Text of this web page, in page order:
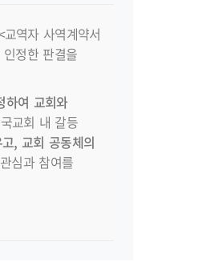
역자 사역계약서
정한 판결을
하여 교회와
교회 내 갈등
, 교회 공동체의
심과 참여를